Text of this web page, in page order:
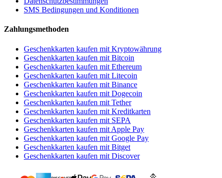
SMS Bedingungen und Konditionen
Zahlungsmethoden
Geschenkkarten kaufen mit Kryptowährung
Geschenkkarten kaufen mit Bitcoin
Geschenkkarten kaufen mit Ethereum
Geschenkkarten kaufen mit Litecoin
Geschenkkarten kaufen mit Binance
Geschenkkarten kaufen mit Dogecoin
Geschenkkarten kaufen mit Tether
Geschenkkarten kaufen mit Kreditkarten
Geschenkkarten kaufen mit SEPA
Geschenkkarten kaufen mit Apple Pay
Geschenkkarten kaufen mit Google Pay
Geschenkkarten kaufen mit Bitget
Geschenkkarten kaufen mit Discover